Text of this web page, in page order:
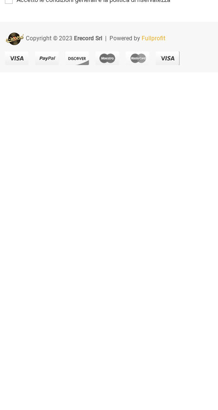
Copyright © 2023 Erecord Srl | Powered by Fullprofit